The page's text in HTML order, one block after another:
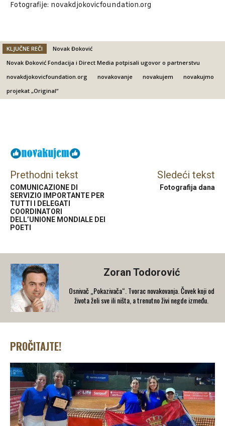
Fotografije: novakdjokovicfoundation.org
KLJUČNE REČI
Novak Đoković
Novak Đoković Fondacija i Direct Media potpisali ugovor o partnerstvu
novakdjokovicfoundation.org
novakovanje novakujem
novakujmo
projekat „Original“
Prethodni tekst
COMUNICAZIONE DI
SERVIZIO IMPORTANTE PER
TUTTI I DELEGATI
COORDINATORI
DELL’UNIONE MONDIALE DEI
POETI
Sledeći tekst
Fotografija dana
Zoran Todorović
Osnivač „Pokazivača“. Tvorac novakovanja. Čovek koji od
života želi sve ili ništa, a trenutno živi negde između.
PROČITAJTE!